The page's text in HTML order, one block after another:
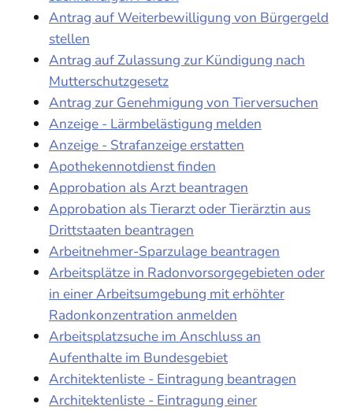
Antrag auf Weiterbewilligung von Bürgergeld
stellen
Antrag auf Zulassung zur Kündigung nach
Mutterschutzgesetz
Antrag zur Genehmigung von Tierversuchen
Anzeige - Lärmbelästigung melden
Anzeige - Strafanzeige erstatten
Apothekennotdienst finden
Approbation als Arzt beantragen
Approbation als Tierarzt oder Tierärztin aus
Drittstaaten beantragen
Arbeitnehmer-Sparzulage beantragen
Arbeitsplätze in Radonvorsorgegebieten oder
in einer Arbeitsumgebung mit erhöhter
Radonkonzentration anmelden
Arbeitsplatzsuche im Anschluss an
Aufenthalte im Bundesgebiet
Architektenliste - Eintragung beantragen
Architektenliste - Eintragung einer